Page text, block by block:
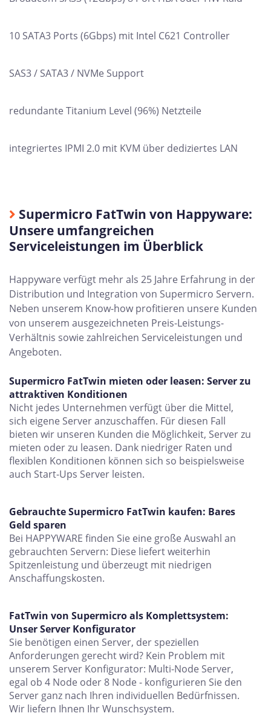
10 SATA3 Ports (6Gbps) mit Intel C621 Controller
SAS3 / SATA3 / NVMe Support
redundante Titanium Level (96%) Netzteile
integriertes IPMI 2.0 mit KVM über dediziertes LAN
Supermicro FatTwin von Happyware:
Unsere umfangreichen
Serviceleistungen im Überblick
Happyware verfügt mehr als 25 Jahre Erfahrung in der
Distribution und Integration von Supermicro Servern.
Neben unserem Know-how profitieren unsere Kunden
von unserem ausgezeichneten Preis-Leistungs-
Verhältnis sowie zahlreichen Serviceleistungen und
Angeboten.
Supermicro FatTwin mieten oder leasen: Server zu
attraktiven Konditionen
Nicht jedes Unternehmen verfügt über die Mittel,
sich eigene Server anzuschaffen. Für diesen Fall
bieten wir unseren Kunden die Möglichkeit, Server zu
mieten oder zu leasen. Dank niedriger Raten und
flexiblen Konditionen können sich so beispielsweise
auch Start-Ups Server leisten.
Gebrauchte Supermicro FatTwin kaufen: Bares
Geld sparen
Bei HAPPYWARE finden Sie eine große Auswahl an
gebrauchten Servern: Diese liefert weiterhin
Spitzenleistung und überzeugt mit niedrigen
Anschaffungskosten.
FatTwin von Supermicro als Komplettsystem:
Unser Server Konfigurator
Sie benötigen einen Server, der speziellen
Anforderungen gerecht wird? Kein Problem mit
unserem Server Konfigurator: Multi-Node Server,
egal ob 4 Node oder 8 Node - konfigurieren Sie den
Server ganz nach Ihren individuellen Bedürfnissen.
Wir liefern Ihnen Ihr Wunschsystem.